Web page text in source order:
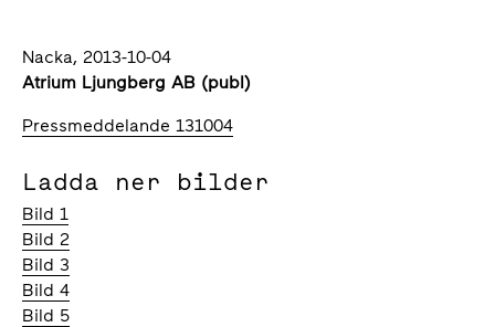
Nacka, 2013-10-04
Atrium Ljungberg AB (publ)
Pressmeddelande 131004
Ladda ner bilder
Bild 1
Bild 2
Bild 3
Bild 4
Bild 5